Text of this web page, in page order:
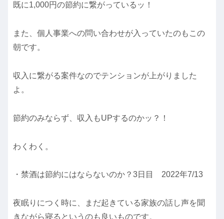
既に1,000円の節約に繋がっているッ！
また、個人事業への問い合わせが入っていたのもこの
朝です。
収入に繋がる案件なのでテンションが上がりました
よ。
節約のみならず、収入もUPするのかッ？！
わくわく。
・禁酒は節約にはならないのか？3日目 2022年7/13
夜眠りにつく時に、まだ起きている家族の話し声を聞
きながら寝るというのも良いものです。